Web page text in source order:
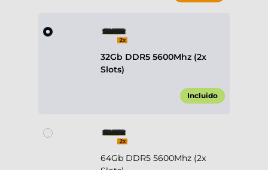
32Gb DDR5 5600Mhz (2x
Slots)
Incluido
64Gb DDR5 5600Mhz (2x